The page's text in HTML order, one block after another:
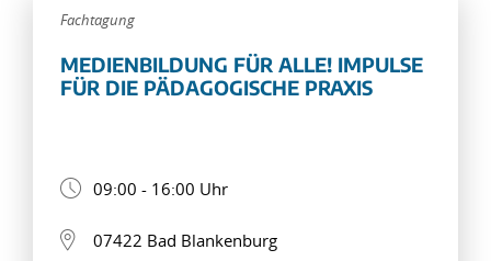
Fachtagung
MEDIENBILDUNG FÜR ALLE! IMPULSE
FÜR DIE PÄDAGOGISCHE PRAXIS
09:00 - 16:00 Uhr
07422 Bad Blankenburg